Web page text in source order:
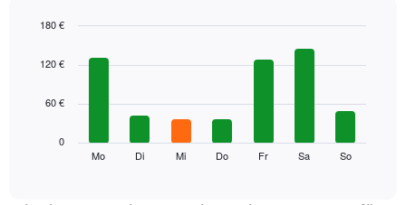
Diagramm
die
Monate
chart
bars.
Mo Di Mi Do Fr Sa So
0
60 €
120 €
180 €